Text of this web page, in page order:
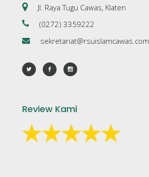
Jl. Raya Tugu Cawas, Klaten
(0272) 3359222
sekretariat@rsuislamcawas.com
Review Kami